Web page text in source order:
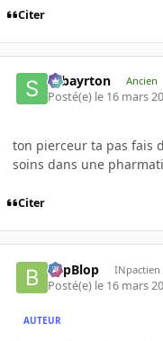
Citer
sebayrton Ancien
Posté(e) le 16 mars
ton pierceur ta pas fais
soins dans une
Citer
BlipBlop INpactien
Posté(e) le 16 mars
AUTEUR